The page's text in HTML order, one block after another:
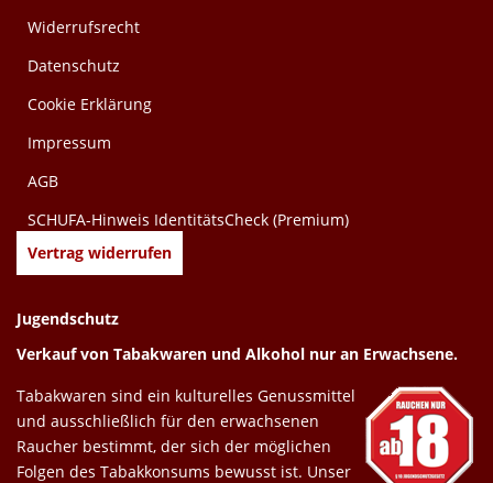
Widerrufsrecht
Datenschutz
Cookie Erklärung
Impressum
AGB
SCHUFA-Hinweis IdentitätsCheck (Premium)
Vertrag widerrufen
Jugendschutz
Verkauf von Tabakwaren und Alkohol nur an Erwachsene.
Tabakwaren sind ein kulturelles Genussmittel
und ausschließlich für den erwachsenen
Raucher bestimmt, der sich der möglichen
Folgen des Tabakkonsums bewusst ist. Unser